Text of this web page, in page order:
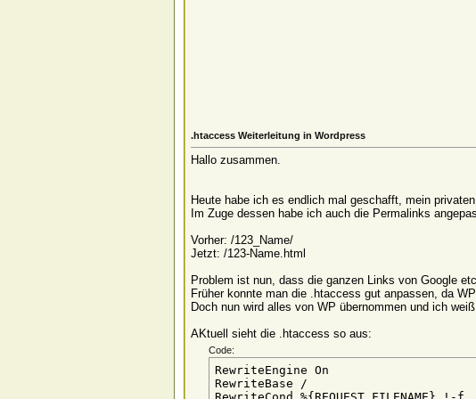
.htaccess Weiterleitung in Wordpress
Hallo zusammen.
Heute habe ich es endlich mal geschafft, mein
Im Zuge dessen habe ich auch die Permalinks
Vorher: /123_Name/
Jetzt: /123-Name.html
Problem ist nun, dass die ganzen Links von Google
Früher konnte man die .htaccess gut anpassen, da
Doch nun wird alles von WP übernommen und ich
AKtuell sieht die .htaccess so aus:
Code:
RewriteEngine On
RewriteBase /